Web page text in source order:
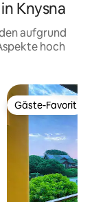
Knysna
aufgrund
hoch
Gäste-Favorit
Gäste-Favorit